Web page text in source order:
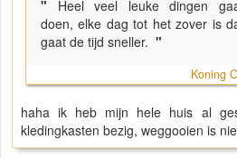
" Heel veel leuke dingen
doen, elke dag tot het zover is
gaat de tijd sneller. "
Koning
haha ik heb mijn hele huis al
kledingkasten bezig, weggooien is